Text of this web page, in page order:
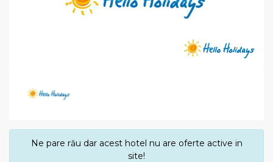
Ne pare rău dar acest hotel nu are oferte active in
site!